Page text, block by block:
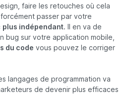
faire les retouches où cela
passer par votre
plus indépendant. Il en va de
bug sur votre application mobile,
du code vous pouvez le corriger
langages de programmation va
de devenir plus efficaces